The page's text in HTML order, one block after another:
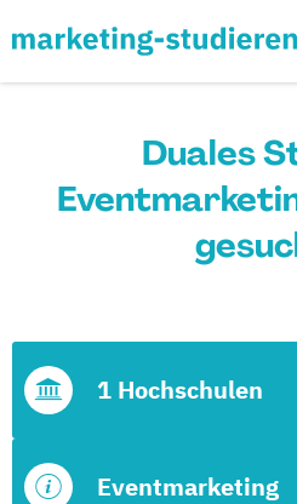
Duales
Eventmarketing
1 Hochschulen